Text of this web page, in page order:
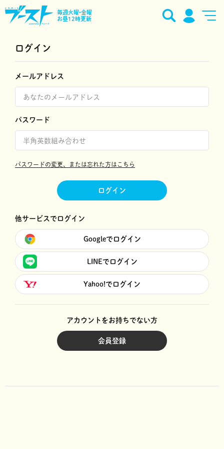
毎週火曜•金曜
お昼12時更新
ログイン
メールアドレス
パスワード
パスワードの変更、または忘れた方はこちら
ログイン
他サービスでログイン
Googleでログイン
LINEでログイン
Yahoo!でログイン
アカウントをお持ちでない方
会員登録